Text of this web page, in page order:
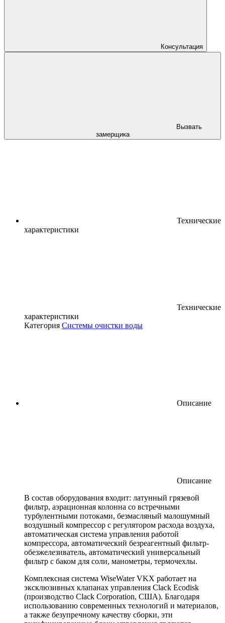
Консультация
Вызвать
замерщика
Технические
характеристики
Технические
характеристики
Категория Системы очистки воды
Описание
Описание
В состав оборудования входит: латунный грязевой
фильтр, аэрационная колонна со встречными
турбулентными потоками, безмасляный малошумный
воздушный компрессор с регулятором расхода воздуха,
автоматическая система управления работой
компрессора, автоматический безреагентный фильтр-
обезжелезиватель, автоматический универсальный
фильтр с баком для соли, манометры, термочехлы.
Комплексная система WiseWater VKX работает на
эксклюзивных клапанах управления Clack Ecodisk
(производство Clack Corporation, США). Благодаря
использованию современных технологий и материалов,
а также безупречному качеству сборки, эти